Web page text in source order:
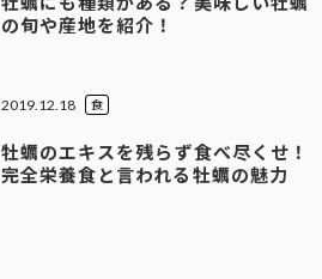
の旬や産地を紹介！
2019.12.18
牡蠣のエキスを残らず食べ尽くせ！
完全栄養食と言われる牡蠣の魅力
食